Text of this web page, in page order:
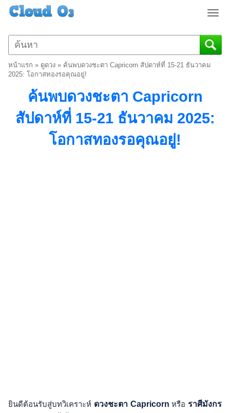
T
g
g
i
หน้าแรก » ดูดวง » ค้นพบดวงชะตา Capricorn สัปดาห์ที่ 15-21 ธันวาคม
2025: โอกาสทองรอคุณอยู่!
ค้นพบดวงชะตา Capricorn
สัปดาห์ที่ 15-21 ธันวาคม 2025:
โอกาสทองรอคุณอยู่!
ยินดีต้อนรับสู่บทวิเคราะห์ ดวงชะตา Capricorn หรือ ราศีมังกร